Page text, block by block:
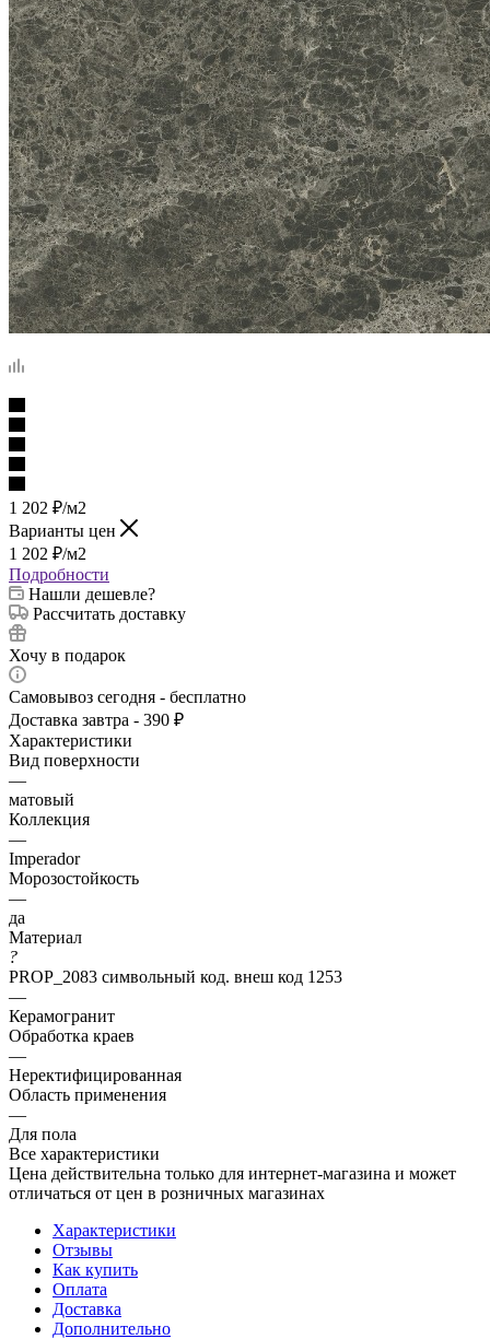
1 202 ₽/м2
Варианты цен
1 202 ₽/м2
Подробности
Нашли дешевле?
Рассчитать доставку
Хочу в подарок
Самовывоз сегодня - бесплатно
Доставка завтра - 390 ₽
Характеристики
Вид поверхности
—
матовый
Коллекция
—
Imperador
Морозостойкость
—
да
Материал
?
PROP_2083 символьный код. внеш код 1253
—
Керамогранит
Обработка краев
—
Неректифицированная
Область применения
—
Для пола
Все характеристики
Цена действительна только для интернет-магазина и может
отличаться от цен в розничных магазинах
Характеристики
Отзывы
Как купить
Оплата
Доставка
Дополнительно